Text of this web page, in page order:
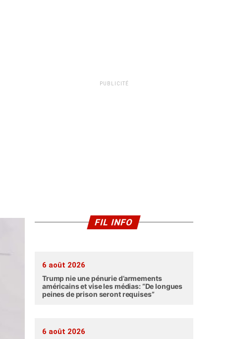
PUBLICITÉ
FIL INFO
6 août 2026
Trump nie une pénurie d’armements
américains et vise les médias: “De longues
peines de prison seront requises”
6 août 2026